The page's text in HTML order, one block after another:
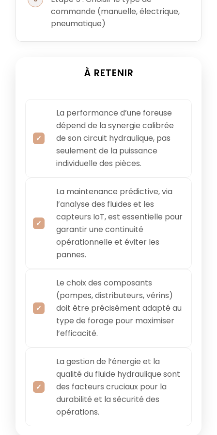
commande (manuelle, électrique,
pneumatique)
À RETENIR
La performance d’une foreuse
dépend de la synergie calibrée
de son circuit hydraulique, pas
seulement de la puissance
individuelle des pièces.
La maintenance prédictive, via
l’analyse des fluides et les
capteurs IoT, est essentielle pour
garantir une continuité
opérationnelle et éviter les
pannes.
Le choix des composants
(pompes, distributeurs, vérins)
doit être précisément adapté au
type de forage pour maximiser
l’efficacité.
La gestion de l’énergie et la
qualité du fluide hydraulique sont
des facteurs cruciaux pour la
durabilité et la sécurité des
opérations.